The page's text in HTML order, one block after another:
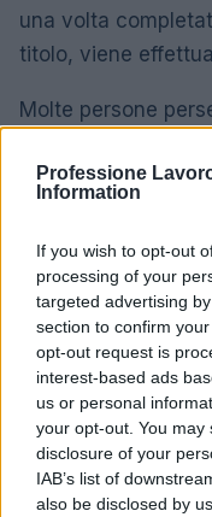
Professione
Information
If you wish to opt-out
processing of your
targeted advertising
section to confirm
opt-out request is
interest-based ads
us or personal
your opt-out. You
disclosure of your
IAB’s list of
also be disclosed by
una volta
titolo, viene
Molte persone
numeri sembrano
cambio di lavoro è
consueto aumento
La decisione
e dalla tua
Mettendo da
permetterti i costi
sull’investimento
Dovresti essere in